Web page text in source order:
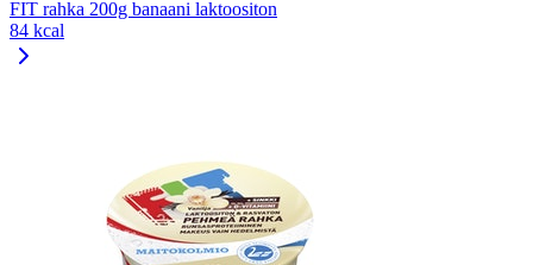
FIT rahka 200g banaani laktoositon
84 kcal